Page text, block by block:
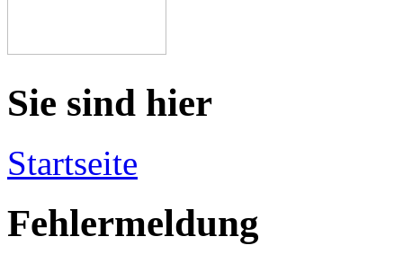
Sie sind hier
Startseite
Fehlermeldung